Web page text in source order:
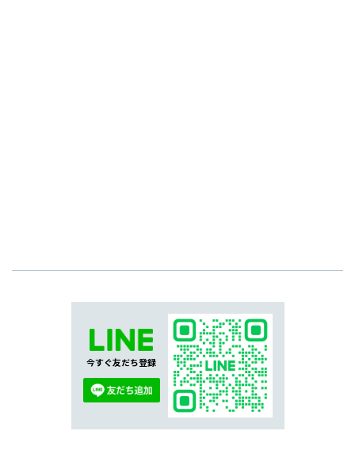
今すぐ友だち登録